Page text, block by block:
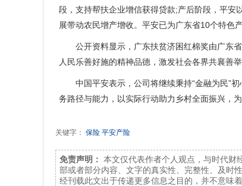
段，支持帮扶企业增信获得贷款;产后阶段，平安
展带动农民增产增收。平安已为广东省10个特色
公开资料显示，广东扶贫济困红棉奖由广东省
人民乐善好施的精神品德，激发社会各界共襄善
中国平安表示，公司将继续秉持“金融为民”初
务路径与能力，以实际行动助力乡村全面振兴，
关键字： 保险 平安产险
免责声明： 本文仅代表作者个人观点，与时代财
部或者部分内容、文字的真实性、完整性、及时
经刊载此文出于传递更多信息之目的，并不意味